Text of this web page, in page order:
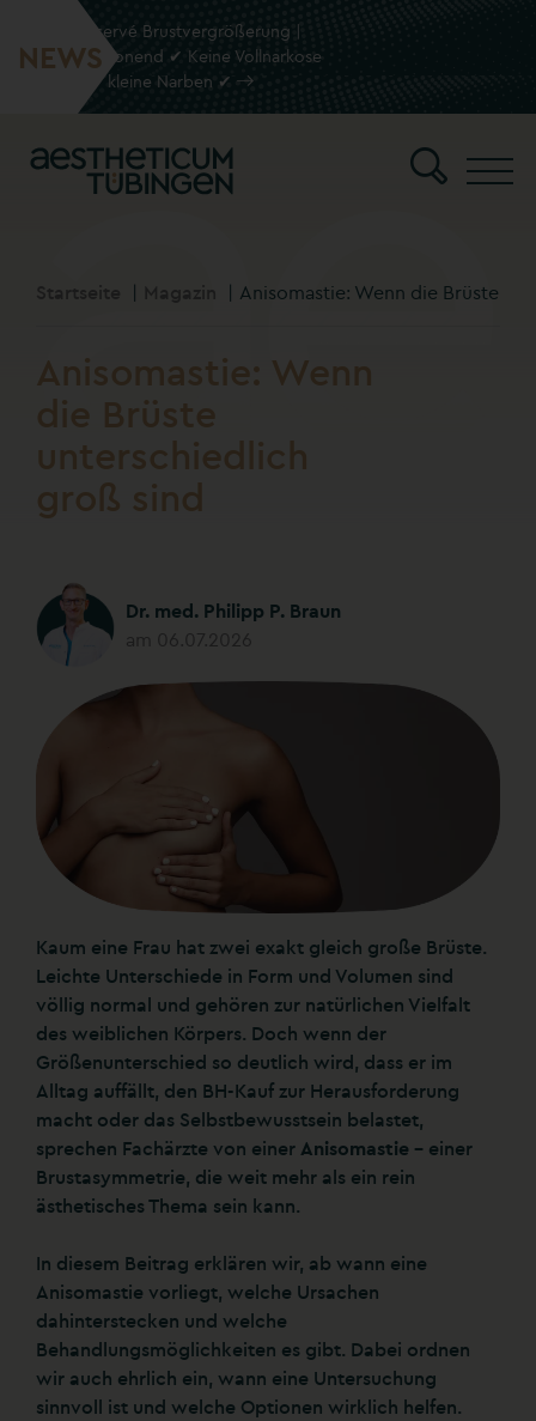
NEWS
Die Preservé Brustvergrößerung |
Gewebeschonend ✔ Keine Vollnarkose
✔ kleine Narben ✔
Anisomastie: Wenn die Brüste
Anisomastie: Wenn
die Brüste
unterschiedlich
groß sind
Dr. med. Philipp P. Braun
am 06.07.2026
Kaum eine Frau hat zwei exakt gleich große Brüste.
Leichte Unterschiede in Form und Volumen sind
völlig normal und gehören zur natürlichen Vielfalt
des weiblichen Körpers. Doch wenn der
Größenunterschied so deutlich wird, dass er im
Alltag auffällt, den BH-Kauf zur Herausforderung
macht oder das Selbstbewusstsein belastet,
sprechen Fachärzte von einer Anisomastie – einer
Brustasymmetrie, die weit mehr als ein rein
ästhetisches Thema sein kann.
In diesem Beitrag erklären wir, ab wann eine
Anisomastie vorliegt, welche Ursachen
dahinterstecken und welche
Behandlungsmöglichkeiten es gibt. Dabei ordnen
wir auch ehrlich ein, wann eine Untersuchung
sinnvoll ist und welche Optionen wirklich helfen.